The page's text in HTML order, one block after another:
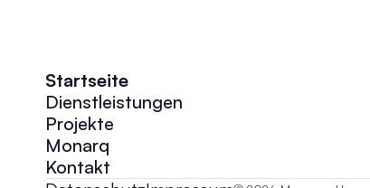
Startseite
Dienstleistungen
Projekte
Monarq
Kontakt